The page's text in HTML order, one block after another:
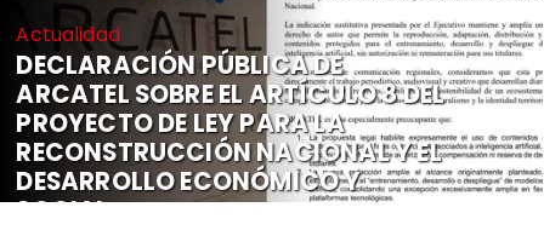
Actualidad
DECLARACIÓN PÚBLICA DE
ARCATEL SOBRE EL ARTÍCULO 8 DEL
PROYECTO DE LEY PARA LA
RECONSTRUCCIÓN NACIONAL Y EL
DESARROLLO ECONÓMICO Y
SOCIAL